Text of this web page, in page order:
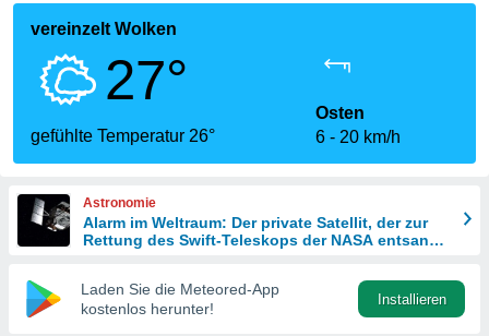
wurde
dass
sind.
diese
vereinzelt Wolken
27°
gefühlte Temperatur 26°
Osten
6
20 km/h
Astronomie
Alarm im Weltraum: Der private Satellit, der zur
Rettung des Swift-Teleskops der NASA entsandt
Laden Sie die Meteored-App
kostenlos herunter!
Installieren